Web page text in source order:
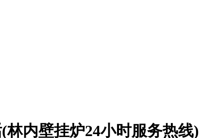
内壁挂炉24小时服务热线)